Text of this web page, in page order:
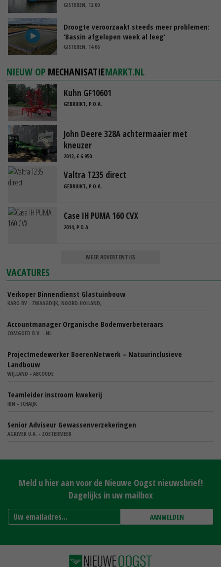
GISTEREN, 12:00
Droogte veroorzaakt steeds meer problemen:
‘Bassin afgelopen week al leeg’
GISTEREN, 14:06
NIEUW OP MECHANISATIEMARKT.NL
Kuhn GF10601
GEBRUIKT, P.O.A.
John Deere 328A achtermaaier met
kneuzer
2012, € 6.950
Valtra T235 direct
GEBRUIKT, P.O.A.
Case IH PUMA 160 CVX
2014, P.O.A.
MEER ADVERTENTIES
VACATURES
Verkoper Binnendienst Glastuinbouw
KARO BV - ZWAAGDIJK, NOORD-HOLLAND,
Accountmanager Organische Bodemverbeteraars
COMGOED B.V. - NL
Projectmedewerker BoerenNetwerk – Natuurinclusieve
Landbouw
WIJ.LAND - ABCOUDE
Teamleider instroom kwekerij
IBN - SCHAIJK
Senior Adviseur Gewassenverzekeringen
AGRIVER U.A. - ZOETERMEER
Meld u hier aan voor de Nieuwe Oogst nieuwsbrief!
Dagelijks in uw mailbox
AANMELDEN